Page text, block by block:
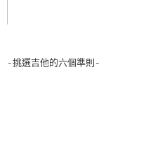
-挑選吉他的六個準則-